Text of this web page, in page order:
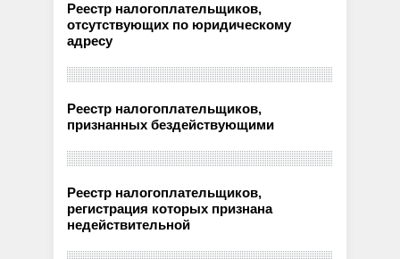
Реестр налогоплательщиков,
отсутствующих по юридическому
адресу
Реестр налогоплательщиков,
признанных бездействующими
Реестр налогоплательщиков,
регистрация которых признана
недействительной